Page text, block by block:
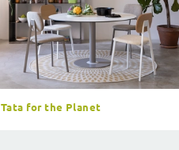
Tata for the Planet